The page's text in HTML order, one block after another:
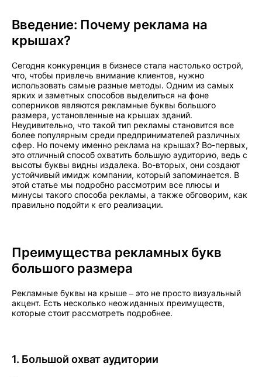
Введение: Почему реклама на
крышах?
Сегодня конкуренция в бизнесе стала настолько острой,
что, чтобы привлечь внимание клиентов, нужно
использовать самые разные методы. Одним из самых
ярких и заметных способов выделиться на фоне
соперников являются рекламные буквы большого
размера, установленные на крышах зданий.
Неудивительно, что такой тип рекламы становится все
более популярным среди предпринимателей различных
сфер. Но почему именно реклама на крышах? Во-первых,
это отличный способ охватить большую аудиторию, ведь с
высоты буквы видны издалека. Во-вторых, они создают
устойчивый имидж компании, который запоминается. В
этой статье мы подробно рассмотрим все плюсы и
минусы такого способа рекламы, а также обговорим, как
правильно подойти к его реализации.
Преимущества рекламных букв
большого размера
Рекламные буквы на крыше – это не просто визуальный
акцент. Есть несколько неожиданных преимуществ,
которые стоит рассмотреть подробнее.
1. Большой охват аудитории